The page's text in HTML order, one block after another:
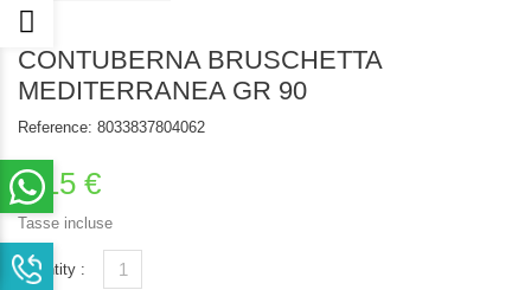
CONTUBERNA BRUSCHETTA
MEDITERRANEA GR 90
Reference: 8033837804062
2,15 €
Tasse incluse
Quantity :